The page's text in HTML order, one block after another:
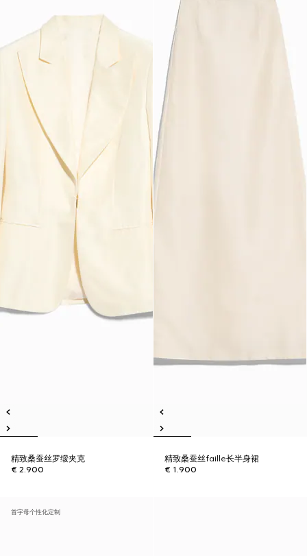
精致桑蚕丝罗缎夹克
€ 2.900
精致桑蚕丝faille长半身裙
€ 1.900
首字母个性化定制